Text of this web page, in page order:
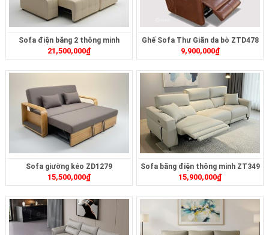
Sofa điện băng 2 thông minh
ZT2626
21,500,000₫
Ghế Sofa Thư Giãn da bò ZTD478
9,900,000₫
Sofa giường kéo ZD1279
15,500,000₫
Sofa băng điện thông minh ZT349
15,900,000₫